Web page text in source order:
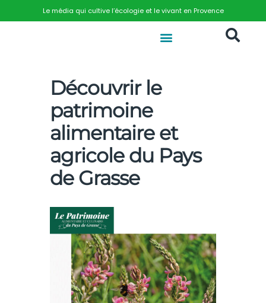
Le média qui cultive l’écologie et le vivant en Provence
Découvrir le
patrimoine
alimentaire et
agricole du Pays
de Grasse